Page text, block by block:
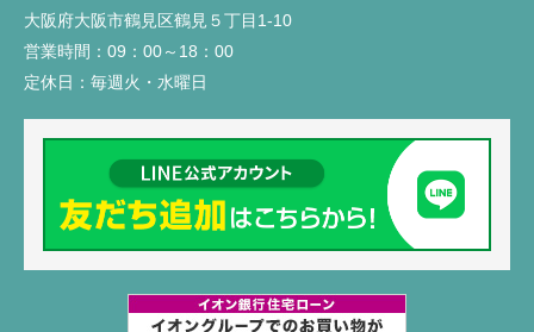
大阪府大阪市鶴見区鶴見５丁目1-10
営業時間： 09：00～18：00
定休日： 毎週火・水曜日